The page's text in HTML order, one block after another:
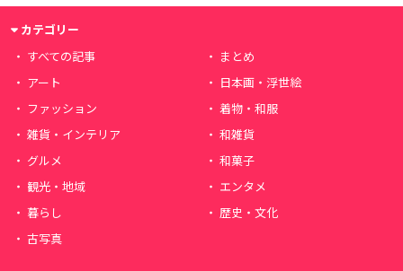
カテゴリー
すべての記事
まとめ
アート
日本画・浮世絵
ファッション
着物・和服
雑貨・インテリア
和雑貨
グルメ
和菓子
観光・地域
エンタメ
暮らし
歴史・文化
古写真